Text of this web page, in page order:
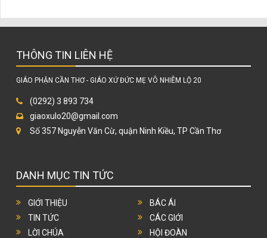
THÔNG TIN LIÊN HỆ
GIÁO PHẬN CẦN THƠ - GIÁO XỨ ĐỨC MẸ VÔ NHIỄM LỘ 20
(0292) 3 893 734
giaoxulo20@gmail.com
Số 357 Nguyễn Văn Cừ, quận Ninh Kiều, TP Cần Thơ
DANH MỤC TIN TỨC
GIỚI THIỆU
TIN TỨC
LỜI CHÚA
BÁC ÁI
CÁC GIỚI
HỘI ĐOÀN